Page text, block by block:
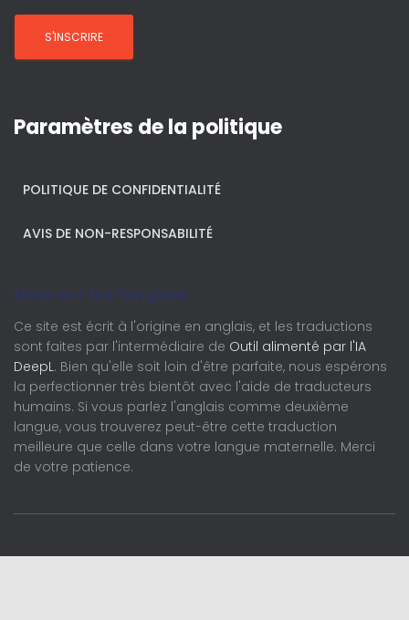
Paramètres de la politique
POLITIQUE DE CONFIDENTIALITÉ
AVIS DE NON-RESPONSABILITÉ
Note sur les langues
Ce site est écrit à l'origine en anglais, et les traductions
sont faites par l'intermédiaire de Outil alimenté par l'IA
DeepL. Bien qu'elle soit loin d'être parfaite, nous espérons
la perfectionner très bientôt avec l'aide de traducteurs
humains. Si vous parlez l'anglais comme deuxième
langue, vous trouverez peut-être cette traduction
meilleure que celle dans votre langue maternelle. Merci
de votre patience.